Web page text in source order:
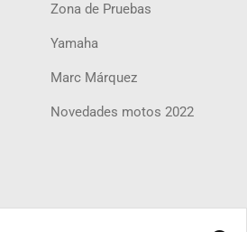
Zona de Pruebas
Yamaha
Marc Márquez
Novedades motos 2022